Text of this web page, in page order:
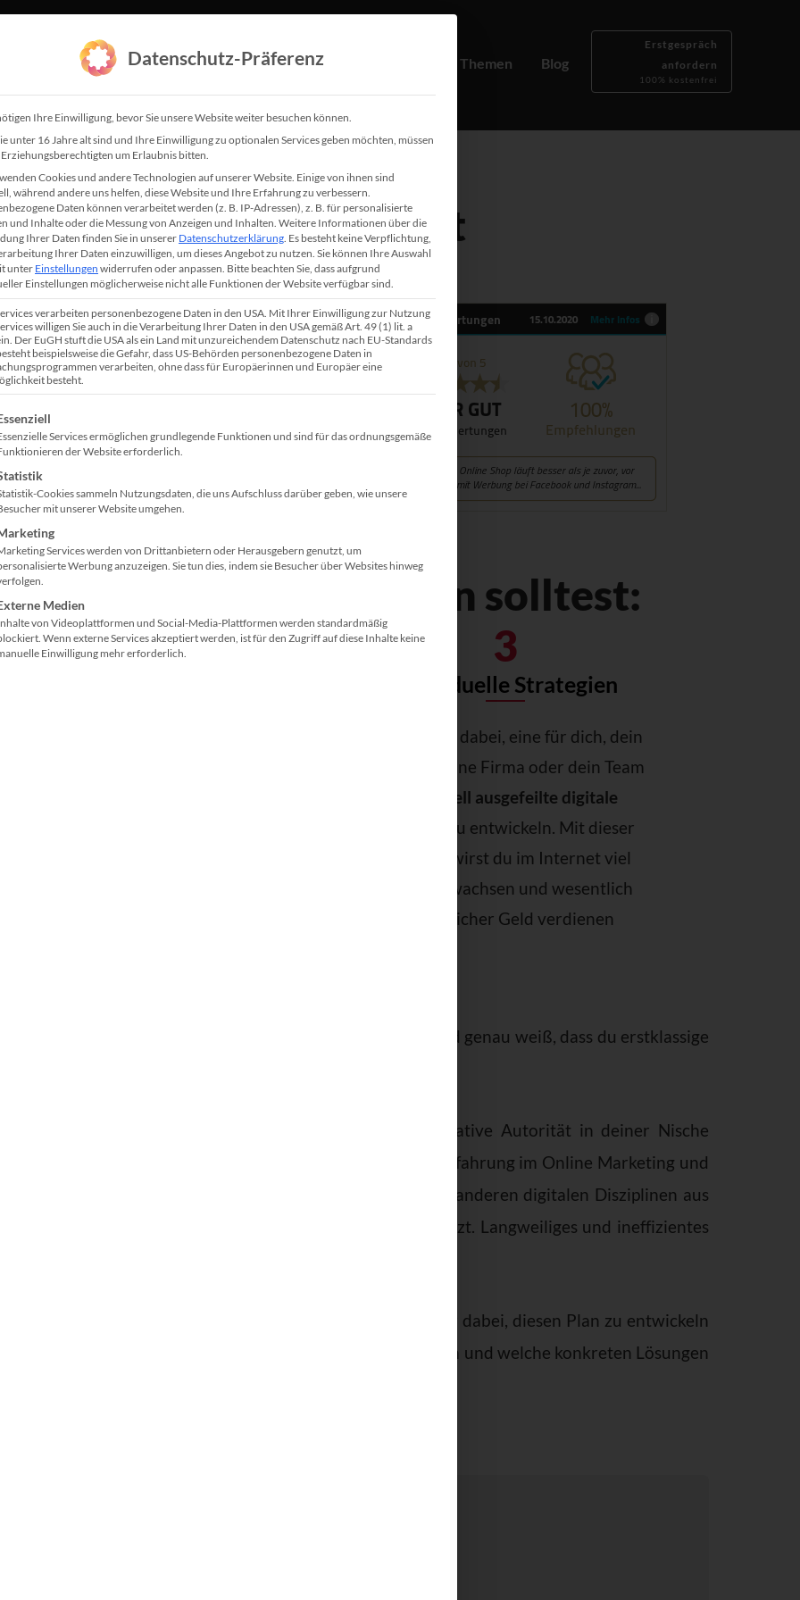
Über Björn Speaker Leistungen Referenzen Beliebte Themen Blog
Erstgespräch
anfordern
100% kostenfrei
helfen dir, im Internet
Selbstständiger
dank Social Media
gewinnen könntest…
zu müssen, wann
du mit mir arbeiten solltest:
2 3
Individuelle Strategien
Ich helfe dir dabei, eine für dich, dein
Produkt, deine Firma oder dein Team
individuell ausgefeilte digitale
zu entwickeln. Mit dieser
Strategie wirst du im Internet viel
schneller wachsen und wesentlich
erfolgreicher Geld verdienen
im Internet folgt, weil es dich oder deine Firma schätzt und genau weiß, dass du erstklassige
ist, das zu kaufen, was du verkaufst!
Website ist so gut, dass dein Publikum dich als ultimative Autorität in deiner Nische
dass du ein absoluter Spezialist bist. Ich habe 20 Jahre Erfahrung im Online Marketing und
kenne mich sehr gut mit Personal Branding und vielen anderen digitalen Disziplinen aus
up bis zum Konzern mit meinem Know-how unterstützt. Langweiliges und ineffizientes
Plan hast, mit dem du dein Ziel erreichst. Ich helfe dir dabei, diesen Plan zu entwickeln
du einsetzen musst, welche Stolperfallen dich erwarten und welche konkreten Lösungen
Online Marketing gibt!
Datenschutz-Präferenz
Ihre Einwilligung, bevor Sie unsere Website weiter besuchen können.
unter 16 Jahre alt sind und Ihre Einwilligung zu optionalen Services geben möchten, müssen
Erziehungsberechtigten um Erlaubnis bitten.
Cookies und andere Technologien auf unserer Website. Einige von ihnen sind
während andere uns helfen, diese Website und Ihre Erfahrung zu verbessern.
Daten können verarbeitet werden (z. B. IP-Adressen), z. B. für personalisierte
und Inhalte oder die Messung von Anzeigen und Inhalten. Weitere Informationen über die
Ihrer Daten finden Sie in unserer Datenschutzerklärung Es besteht keine Verpflichtung,
Ihrer Daten einzuwilligen, um dieses Angebot zu nutzen. Sie können Ihre Auswahl
unter Einstellungen widerrufen oder anpassen. Bitte beachten Sie, dass aufgrund
Einstellungen möglicherweise nicht alle Funktionen der Website verfügbar sind.
verarbeiten personenbezogene Daten in den USA. Mit Ihrer Einwilligung zur Nutzung
willigen Sie auch in die Verarbeitung Ihrer Daten in den USA gemäß Art. 49 (1) lit. a
Der EuGH stuft die USA als ein Land mit unzureichendem Datenschutz nach EU-Standards
beispielsweise die Gefahr, dass US-Behörden personenbezogene Daten in
verarbeiten, ohne dass für Europäerinnen und Europäer eine
besteht.
eine Liste der Service-Gruppen, für die eine Einwilligung erteilt werden kann. Die erste Service-Gruppe ist essenziell und kann
Services ermöglichen grundlegende Funktionen und sind für das ordnungsgemäße
der Website erforderlich.
Cookies sammeln Nutzungsdaten, die uns Aufschluss darüber geben, wie unsere
mit unserer Website umgehen.
Services werden von Drittanbietern oder Herausgebern genutzt, um
Werbung anzuzeigen. Sie tun dies, indem sie Besucher über Websites hinweg
Medien
von Videoplattformen und Social-Media-Plattformen werden standardmäßig
Wenn externe Services akzeptiert werden, ist für den Zugriff auf diese Inhalte keine
Einwilligung mehr erforderlich.